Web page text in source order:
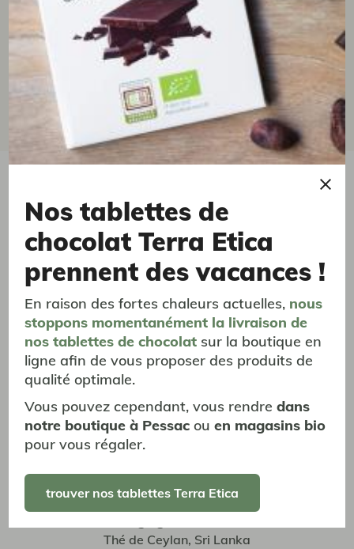
21/04/2026
Excellent thé vert
Bon produit délicatement parfumé et très agréable à
boire, merci !
bientôt
disponible !
Thé de Ceylan, Sri Lanka
Nos tablettes de
chocolat Terra Etica
prennent des vacances !
En raison des fortes chaleurs actuelles, nous
stoppons momentanément la livraison de
nos tablettes de chocolat sur la boutique en
ligne afin de vous proposer des produits de
qualité optimale.
Vous pouvez cependant, vous rendredans
notre boutique à Pessac ouen magasins bio
pour vous régaler.
trouver nos tablettes Terra Etica